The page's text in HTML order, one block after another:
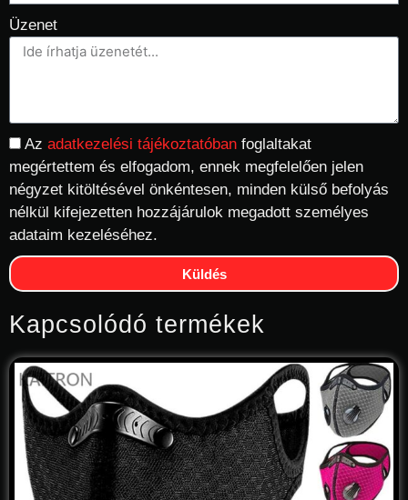
Üzenet
Az adatkezelési tájékoztatóban foglaltakat
megértettem és elfogadom, ennek megfelelően jelen
négyzet kitöltésével önkéntesen, minden külső befolyás
nélkül kifejezetten hozzájárulok megadott személyes
adataim kezeléséhez.
Küldés
Kapcsolódó termékek